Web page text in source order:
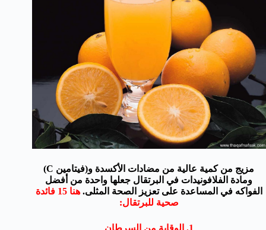
مزيج من كمية عالية من مضادات ا لأكسدة و(فيتامين C)
ومادة الفلافونيدات في البرتقال جعلها واحدة من أفضل
الفواكه في المساعدة على تعزيز الصحة المثلى.هنا 15 فائدة
صحية للبرتقال:
1. الوقاية من السرطان